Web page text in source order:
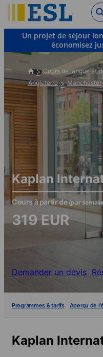
to
main
contentUn projet de séjour
économisez
Cours de langue et
Angleterre
Manchester
Kaplan
Cours à partir de(par
319EUR
Demander un devis
Programmes & tarifs Aperçu de
Kaplan